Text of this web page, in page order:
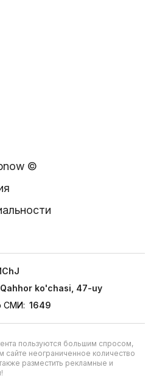
©
ko'chasi, 47-uy
СМИ: 1649
пользуются большим спросом,
сайте неограниченное количество
разместить рекламные и